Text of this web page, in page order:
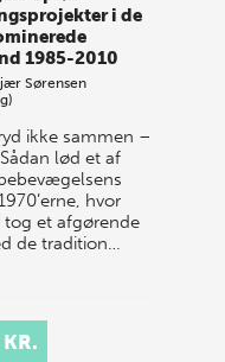
i de
1985-2010
Sørensen
ikke sammen –
lød et af
hvor
tog et afgørende
de tradition…